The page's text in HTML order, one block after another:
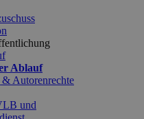
Ablauf
Autorenrechte
und